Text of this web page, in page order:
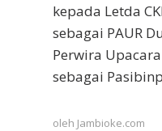
kepada Letda
sebagai PAUR
Perwira
sebagai
oleh Jambioke.com